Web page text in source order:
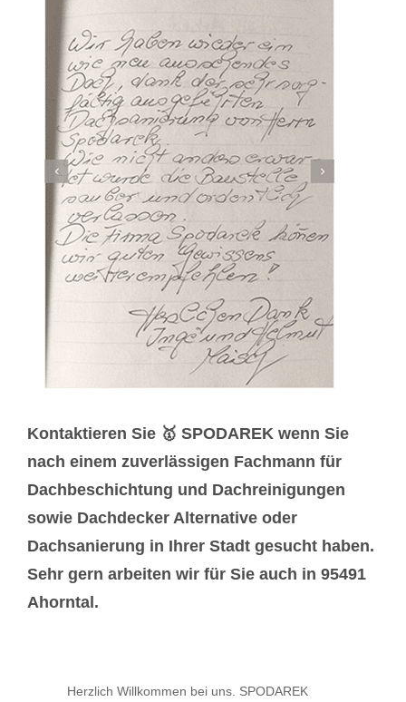
Kontaktieren Sie 🥇 SPODAREK wenn Sie
nach einem zuverlässigen Fachmann für
Dachbeschichtung und Dachreinigungen
sowie Dachdecker Alternative oder
Dachsanierung in Ihrer Stadt gesucht haben.
Sehr gern arbeiten wir für Sie auch in 95491
Ahorntal.
Herzlich Willkommen bei uns. SPODAREK